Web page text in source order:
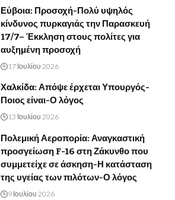
Εύβοια: Προσοχή-Πολύ υψηλός
κίνδυνος πυρκαγιάς την Παρασκευή
17/7– Έκκληση στους πολίτες για
αυξημένη προσοχή
17 Ιουλίου 2026
Χαλκίδα: Απόψε έρχεται Υπουργός-
Ποιος είναι-Ο λόγος
13 Ιουλίου 2026
Πολεμική Αεροπορία: Αναγκαστική
προσγείωση F-16 στη Ζάκυνθο που
συμμετείχε σε άσκηση-Η κατάσταση
της υγείας των πιλότων-Ο λόγος
9 Ιουλίου 2026